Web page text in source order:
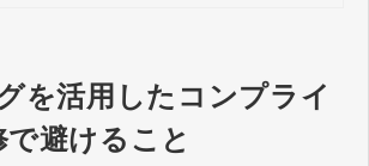
必要です。
を活用したコンプライ
避けること